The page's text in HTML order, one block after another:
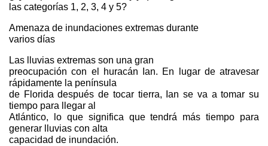
las categorías 1, 2, 3, 4 y 5?
Amenaza de inundaciones extremas durante
varios días
Las lluvias extremas son una gran
preocupación con el huracán Ian. En lugar de atravesar
rápidamente la península
de Florida después de tocar tierra, Ian se va a tomar su
tiempo para llegar al
Atlántico, lo que significa que tendrá más tiempo para
generar lluvias con alta
capacidad de inundación.